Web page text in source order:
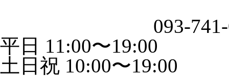
093-
平日 11:00〜19:00
土日祝 10:00〜19:00